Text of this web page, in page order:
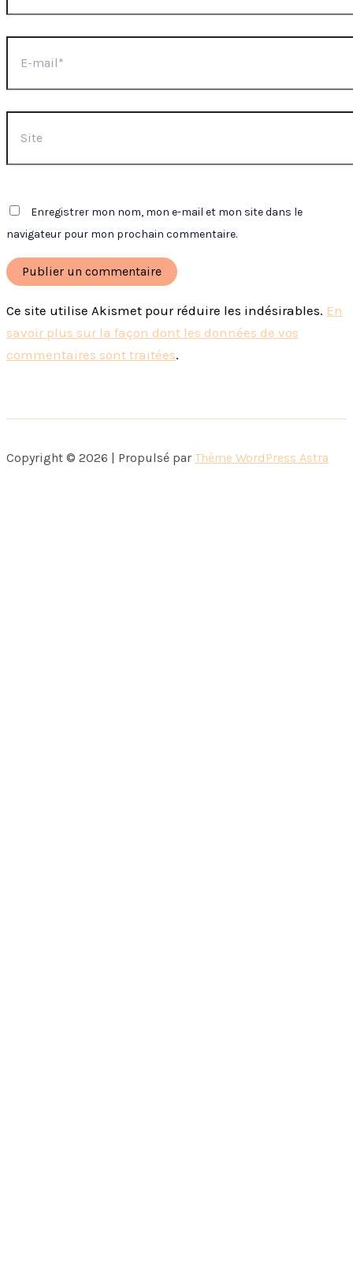
mail*
Enregistrer mon nom, mon e-mail et mon site dans le
navigateur pour mon prochain commentaire.
Ce site utilise Akismet pour réduire les indésirables. En
savoir plus sur la façon dont les données de vos
commentaires sont traitées.
Copyright © 2026 | Propulsé par Thème WordPress Astra